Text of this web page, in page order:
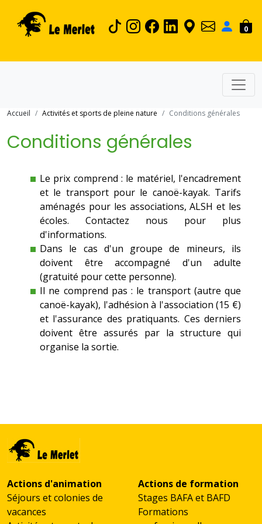
0
Accueil Activités et sports de pleine nature Conditions générales
Conditions générales
Le prix comprend : le matériel, l'encadrement
et le transport pour le canoë-kayak. Tarifs
aménagés pour les associations, ALSH et les
écoles. Contactez nous pour plus
d'informations.
Dans le cas d'un groupe de mineurs, ils
doivent être accompagné d'un adulte
(gratuité pour cette personne).
Il ne comprend pas : le transport (autre que
canoë-kayak), l'adhésion à l'association (15 €)
et l'assurance des pratiquants. Ces derniers
doivent être assurés par la structure qui
organise la sortie.
Actions d'animation
Séjours et colonies de
vacances
Actions de formation
Stages BAFA et BAFD
Formations